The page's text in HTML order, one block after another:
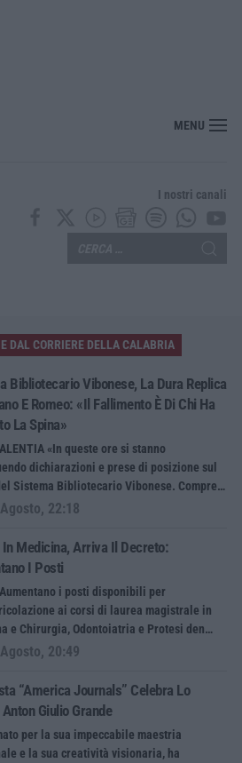
Journals” celebra lo stilista Anton Giulio Grande
MENU
I nostri canali
DAL CORRIERE DELLA CALABRIA
Bibliotecario Vibonese, La Dura Replica
E Romeo: «Il Fallimento È Di Chi Ha
La Spina»
«In queste ore si stanno
dichiarazioni e prese di posizione sul
Sistema Bibliotecario Vibonese. Compre…
22:18
In Medicina, Arriva Il Decreto:
I Posti
Aumentano i posti disponibili per
ai corsi di laurea magistrale in
e Chirurgia, Odontoiatria e Protesi den…
20:49
“America Journals” Celebra Lo
Giulio Grande
per la sua impeccabile maestria
e la sua creatività visionaria, ha